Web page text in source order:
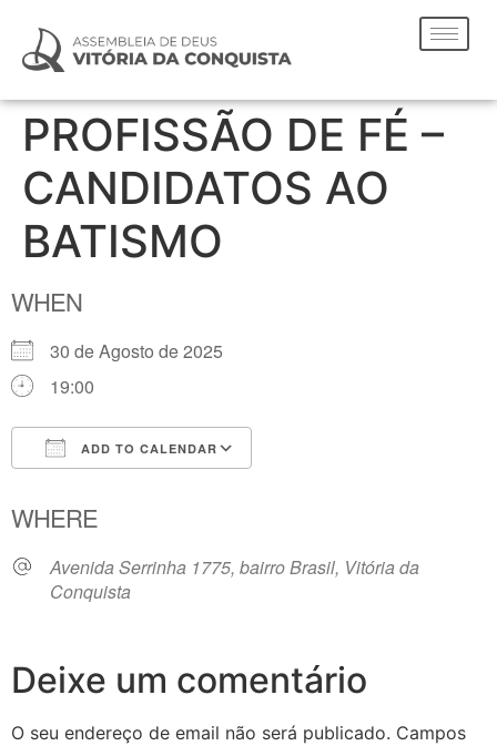
PROFISSÃO DE FÉ –
CANDIDATOS AO
BATISMO
WHEN
30 de Agosto de 2025
19:00
ADD TO CALENDAR
WHERE
Avenida Serrinha 1775, bairro Brasil, Vitória da
Conquista
Deixe um comentário
O seu endereço de email não será publicado. Campos